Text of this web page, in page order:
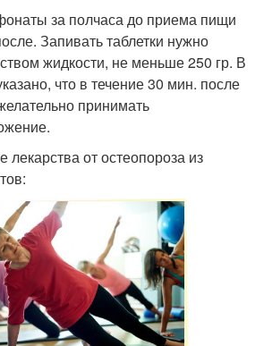
за полчаса до приема пищи
Запивать таблетки нужно
жидкости, не меньше 250 гр. В
что в течение 30 мин. после
принимать
от остеопороза из